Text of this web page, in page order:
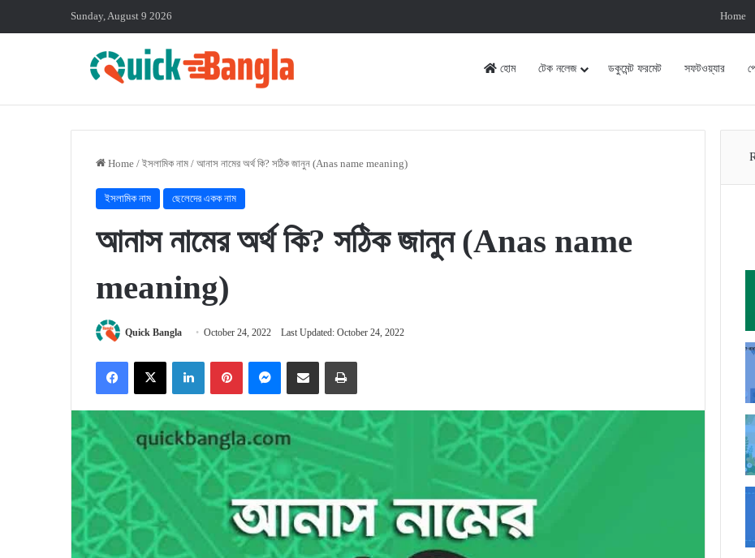
Sunday, August 9 2026 Home
হোম টেক নলেজ ডকুমেন্ট ফরমেট সফটওয়্যার
Home / ইসলামিক নাম / আনাস নামের অর্থ কি? সঠিক জানুন (Anas name meaning)
ইসলামিক নাম ছেলেদের একক নাম
আনাস নামের অর্থ কি? সঠিক জানুন (Anas name
meaning)
Quick Bangla October 24, 2022 Last Updated: October 24, 2022
FacebookX LinkedInPinterestMessengerShare via Email Print